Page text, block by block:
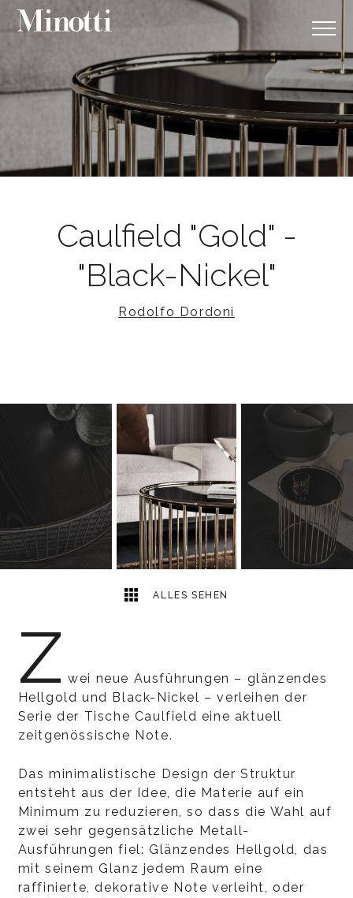
Caulfield "Gold" -
"Black-Nickel"
Rodolfo Dordoni
ALLES SEHEN
2
Z wei neue Ausführungen – glänzendes
Hellgold und Black-Nickel – verleihen der
Serie der Tische Caulfield eine aktuell
zeitgenössische Note.
Das minimalistische Design der Struktur
entsteht aus der Idee, die Materie auf ein
Minimum zu reduzieren, so dass die Wahl auf
zwei sehr gegensätzliche Metall-
Ausführungen fiel: Glänzendes Hellgold, das
mit seinem Glanz jedem Raum eine
raffinierte, dekorative Note verleiht, oder